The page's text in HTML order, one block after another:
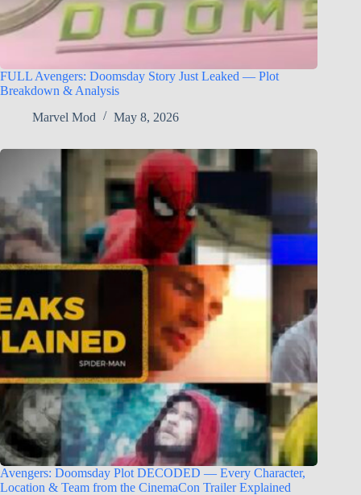
FULL Avengers: Doomsday Story Just Leaked — Plot
Breakdown & Analysis
Marvel Mod
May 8, 2026
Avengers: Doomsday Plot DECODED — Every Character,
Location & Team from the CinemaCon Trailer Explained